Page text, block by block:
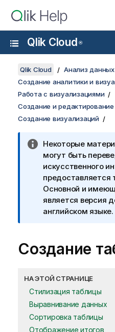
Qlik Cloud ®
Qlik Cloud
Анализ данных
Создание аналитики и
Работа с визуализациями
Создание и
Создание визуализаций
Некоторые
могут быть
искусственного
предоставляется
Основной и
является версия
английском языке.
Создание
НА ЭТОЙ СТРАНИЦЕ
Стилизация таблицы
Выравнивание данных
Сортировка таблицы
Отображение итогов